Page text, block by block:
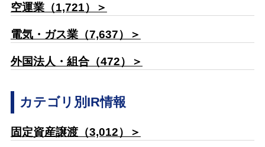
空運業（1,721）＞
電気・ガス業（7,637）＞
外国法人・組合（472）＞
カテゴリ別IR情報
固定資産譲渡（3,012）＞